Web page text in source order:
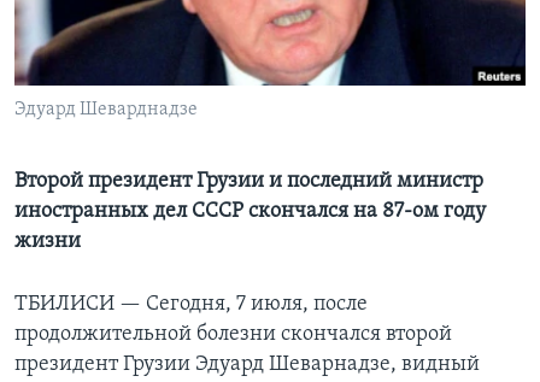
Learning English
СОЦИАЛЬНЫЕ СЕТИ
Языки
Эдуард Шеварднадзе
Второй президент Грузии и последний министр
иностранных дел СССР скончался на 87-ом году
жизни
ТБИЛИСИ — Сегодня, 7 июля, после
продолжительной болезни скончался второй
президент Грузии Эдуард Шеварнадзе, видный